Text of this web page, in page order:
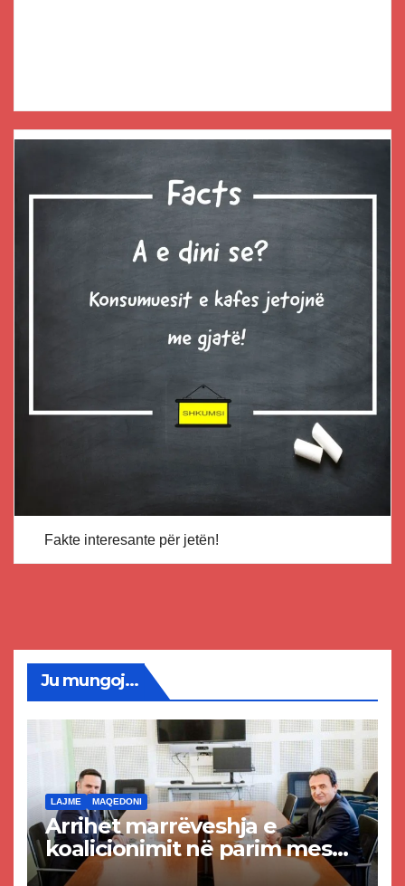
Fakte interesante për jetën!
Ju mungoj...
LAJME MAQEDONI
Arrihet marrëveshja e
koalicionimit në parim mes
Kurtit dhe Abdixhikut